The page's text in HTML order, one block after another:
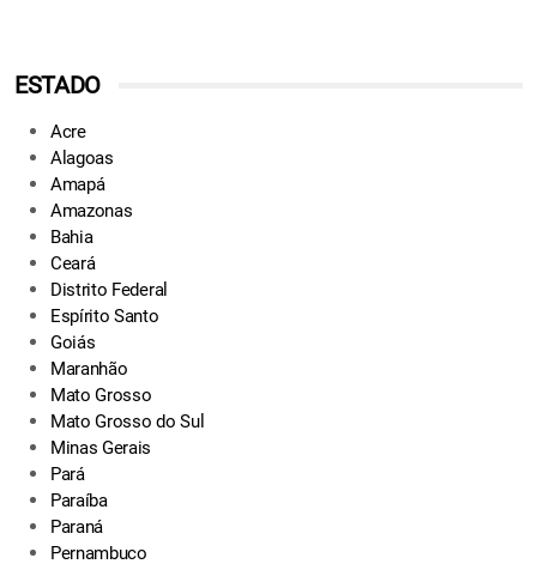
ESTADO
Acre
Alagoas
Amapá
Amazonas
Bahia
Ceará
Distrito Federal
Espírito Santo
Goiás
Maranhão
Mato Grosso
Mato Grosso do Sul
Minas Gerais
Pará
Paraíba
Paraná
Pernambuco